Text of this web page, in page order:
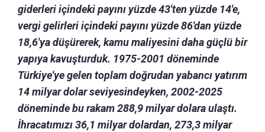
giderleri içindeki payını yüzde 43'ten yüzde 14'e,
vergi gelirleri içindeki payını yüzde 86'dan yüzde
18,6'ya düşürerek, kamu maliyesini daha güçlü bir
yapıya kavuşturduk. 1975-2001 döneminde
Türkiye'ye gelen toplam doğrudan yabancı yatırım
14 milyar dolar seviyesindeyken, 2002-2025
döneminde bu rakam 288,9 milyar dolara ulaştı.
İhracatımızı 36,1 milyar dolardan, 273,3 milyar